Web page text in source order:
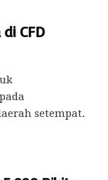
CFD
setempat.